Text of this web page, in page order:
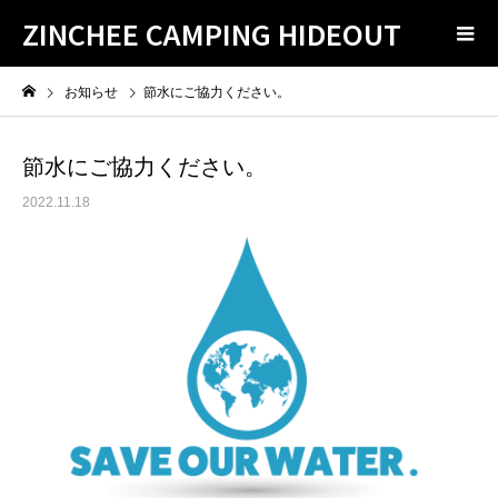
ZINCHEE CAMPING HIDEOUT
お知らせ 節水にご協力ください。
節水にご協力ください。
2022.11.18